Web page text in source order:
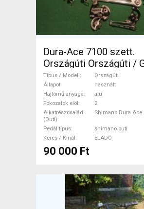
Dura-Ace 7100 szett.
Országúti Országúti /
Triatlon Alkatrész,
Hajtásrendszer
Ace shimano outi
ELADÓ
Típus / Modell
Országúti
Állapot
használt
Hajtómű anyaga
alu
Fokozatok elöl
2
Alkatrészcsalád
(Outi)
Shimano Dura Ace
Pedál típus
shimano outi
Keres / Kínál
ELADÓ
90 000 Ft